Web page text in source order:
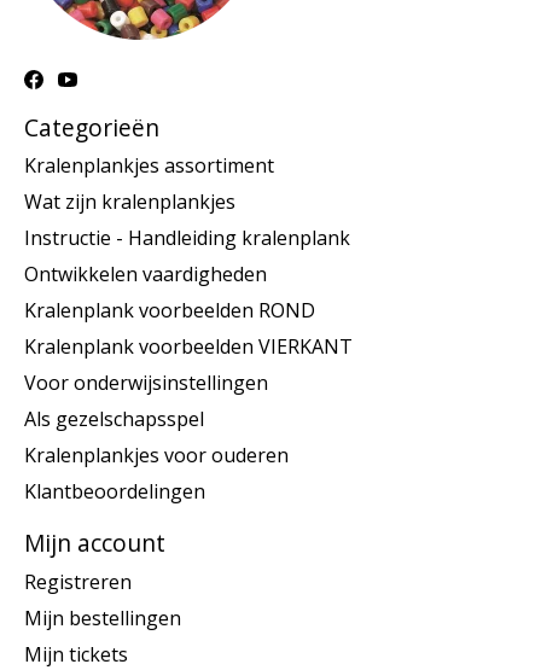
Categorieën
Kralenplankjes assortiment
Wat zijn kralenplankjes
Instructie - Handleiding kralenplank
Ontwikkelen vaardigheden
Kralenplank voorbeelden ROND
Kralenplank voorbeelden VIERKANT
Voor onderwijsinstellingen
Als gezelschapsspel
Kralenplankjes voor ouderen
Klantbeoordelingen
Mijn account
Registreren
Mijn bestellingen
Mijn tickets